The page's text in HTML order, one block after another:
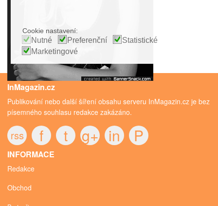
InMagazin.cz
Publikování nebo další šíření obsahu serveru InMagazin.cz je bez
písemného souhlasu redakce zakázáno.
rss f t g+ in P
INFORMACE
Redakce
Obchod
Cookie nastavení:
Nutné Preferenční
Statistické
Marketingové